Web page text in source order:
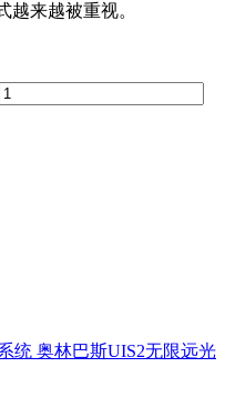
越来越被重视。
奥林巴斯UIS2无限远光